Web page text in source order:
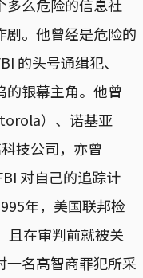
多么危险的信息社
。他曾经是危险的
的头号通缉犯、
的银幕主角。他曾
）、诺基亚
技公司，亦曾
对自己的追踪计
年，美国联邦检
且在审判前就被关
一名高智商罪犯所采